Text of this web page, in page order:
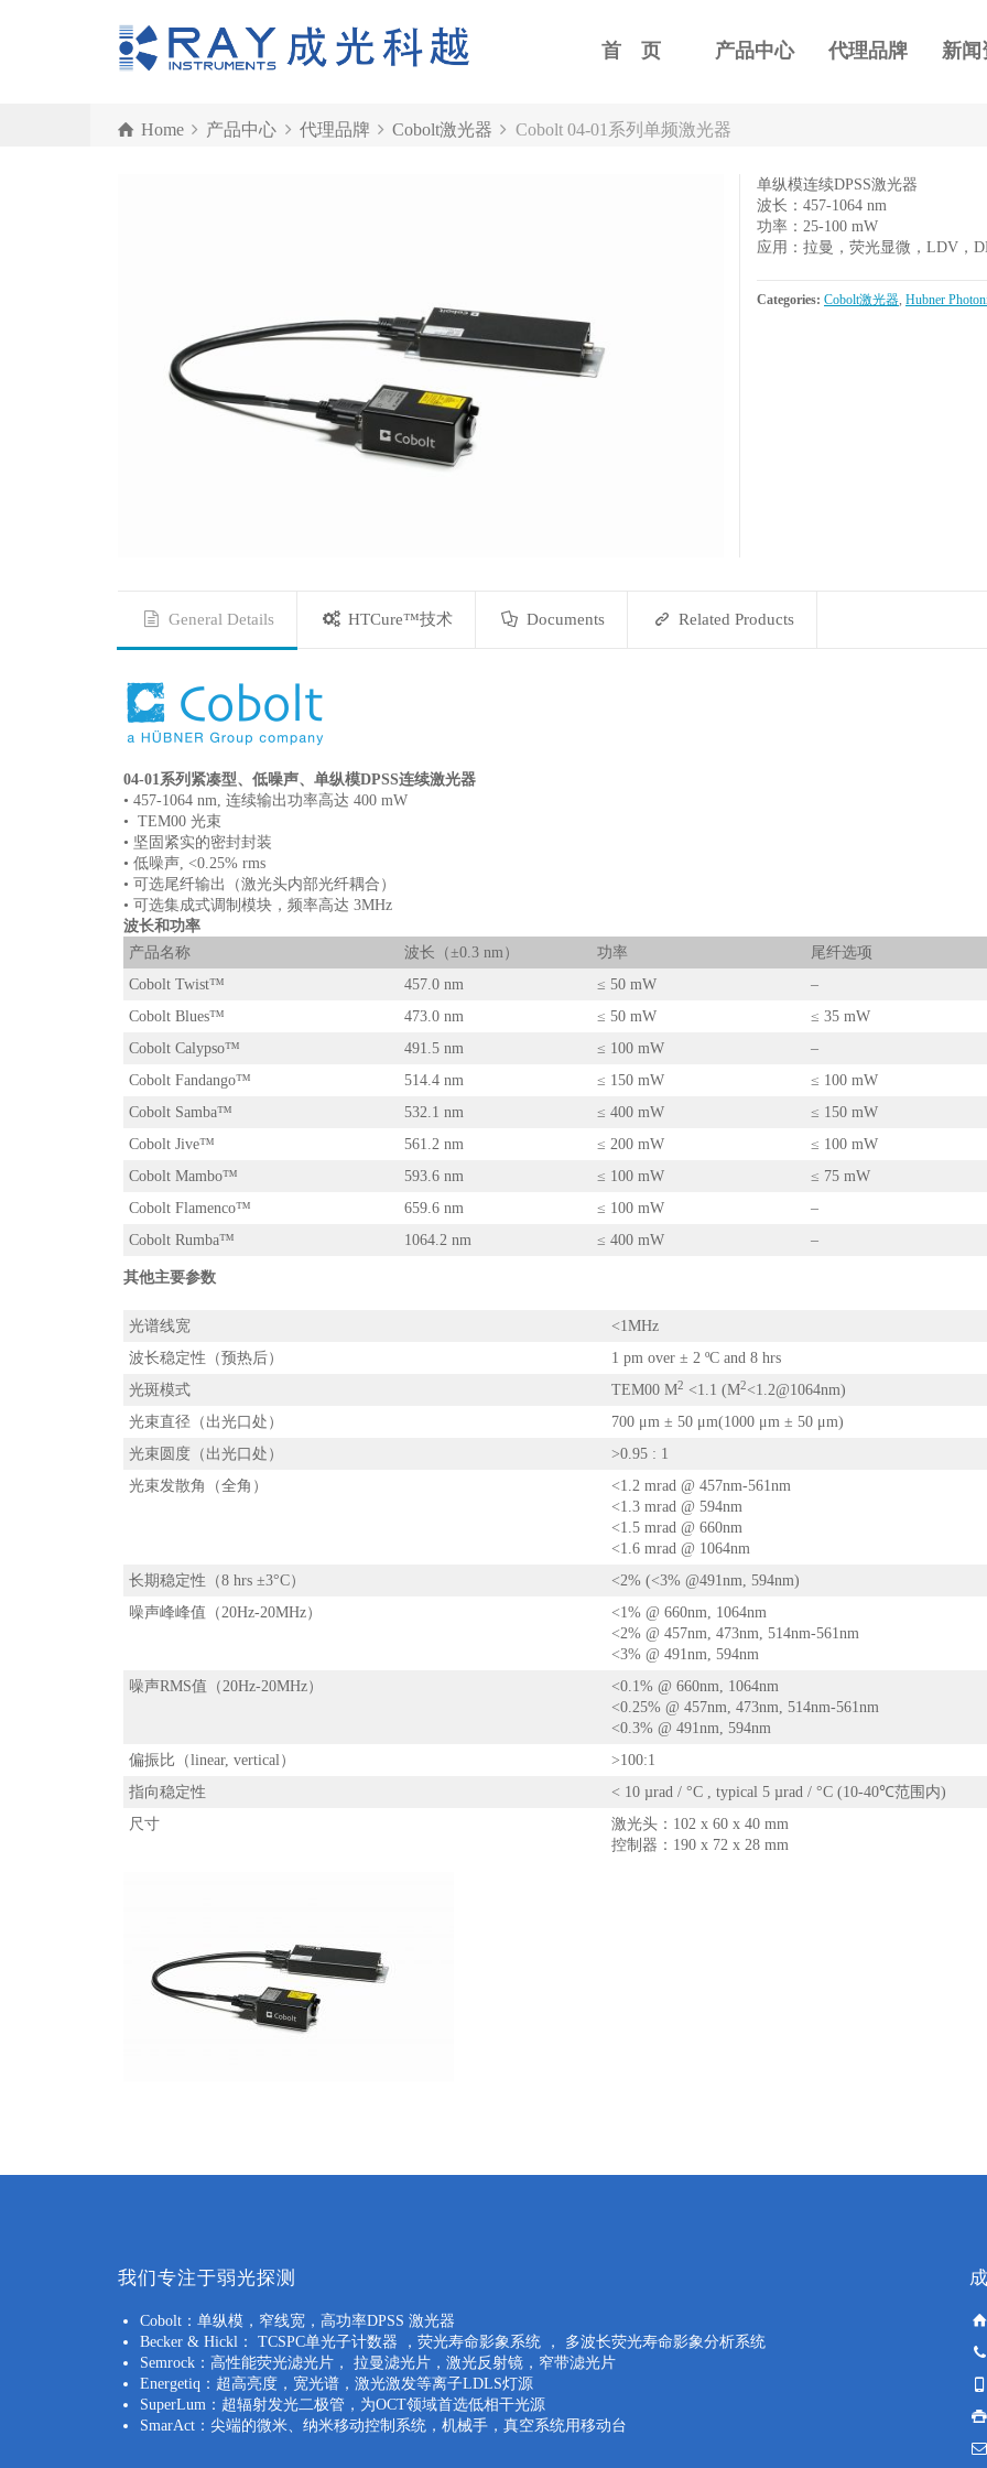
首 页 产品中心 代理品牌 新闻
Home 产品中心 代理品牌 Cobolt激光器 Cobolt 04-01系列单频激光器
单纵模连续DPSS激光器
波长：457-1064 nm
功率：25-100 mW
应用：拉曼，荧光显微，LDV，
Categories: Cobolt激光器, Hubner
General Details HTCure™技术 Documents Related Products
04-01系列紧凑型、低噪声、单纵模DPSS连续激光器
• 457-1064 nm, 连续输出功率高达 400 mW
• TEM00 光束
• 坚固紧实的密封封装
• 低噪声, <0.25% rms
• 可选尾纤输出（激光头内部光纤耦合）
• 可选集成式调制模块，频率高达 3MHz
波长和功率
产品名称
波长（±0.3 nm） 功率 尾纤选项
Cobolt Twist™
457.0 nm ≤ 50 mW –
Cobolt Blues™
473.0 nm ≤ 50 mW ≤ 35 mW
Cobolt Calypso™
491.5 nm ≤ 100 mW –
Cobolt Fandango™
514.4 nm ≤ 150 mW ≤ 100 mW
Cobolt Samba™
532.1 nm ≤ 400 mW ≤ 150 mW
Cobolt Jive™
561.2 nm ≤ 200 mW ≤ 100 mW
Cobolt Mambo™
593.6 nm ≤ 100 mW ≤ 75 mW
Cobolt Flamenco™
659.6 nm ≤ 100 mW –
Cobolt Rumba™
1064.2 nm ≤ 400 mW –
其他主要参数
光谱线宽
<1MHz
波长稳定性（预热后）
1 pm over ± 2 ºC and 8 hrs
光斑模式
TEM00 M2 <1.1 (M2<1.2@1064nm)
光束直径（出光口处）
700 μm ± 50 μm(1000 μm ± 50 μm)
光束圆度（出光口处）
>0.95 : 1
光束发散角（全角）
<1.2 mrad @ 457nm-561nm
<1.3 mrad @ 594nm
<1.5 mrad @ 660nm
<1.6 mrad @ 1064nm
长期稳定性（8 hrs ±3°C）
<2% (<3% @491nm, 594nm)
噪声峰峰值（20Hz-20MHz）
<1% @ 660nm, 1064nm
<2% @ 457nm, 473nm, 514nm-561nm
<3% @ 491nm, 594nm
噪声RMS值（20Hz-20MHz）
<0.1% @ 660nm, 1064nm
<0.25% @ 457nm, 473nm, 514nm-561nm
<0.3% @ 491nm, 594nm
偏振比（linear, vertical）
>100:1
指向稳定性
< 10 µrad / °C , typical 5 µrad / °C (10-40℃范围内)
尺寸
激光头：102 x 60 x 40 mm
控制器：190 x 72 x 28 mm
我们专注于弱光探测
Cobolt：单纵模，窄线宽，高功率DPSS 激光器
Becker & Hickl： TCSPC单光子计数器 ，荧光寿命影象系统 ， 多波长荧光寿命影象分析系统
Semrock：高性能荧光滤光片， 拉曼滤光片，激光反射镜，窄带滤光片
Energetiq：超高亮度，宽光谱，激光激发等离子LDLS灯源
SuperLum：超辐射发光二极管，为OCT领域首选低相干光源
SmarAct：尖端的微米、纳米移动控制系统，机械手，真空系统用移动台